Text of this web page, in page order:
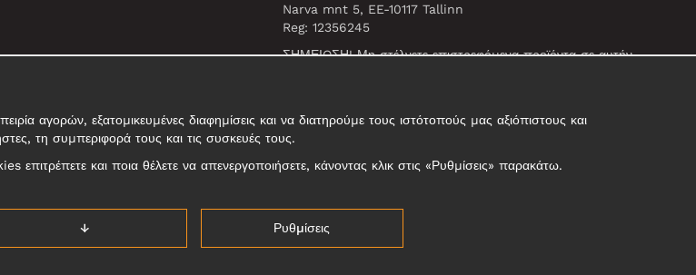
Narva mnt 5, EE-10117 Tallinn
Reg: 12356245
ΣΗΜΕΙΩΣΗ! Μη στέλνετε επιστρεφόμενα προϊόντα σε αυτήν
αγορών, εξατομικευμένες διαφημίσεις και να διατηρούμε τους ιστότοπούς μας αξιόπιστους και
τη συμπεριφορά τους και τις συσκευές τους.
επιτρέπετε και ποια θέλετε να απενεργοποιήσετε, κάνοντας κλικ στις «Ρυθμίσεις» παρακάτω.
Ρυθμίσεις
↓